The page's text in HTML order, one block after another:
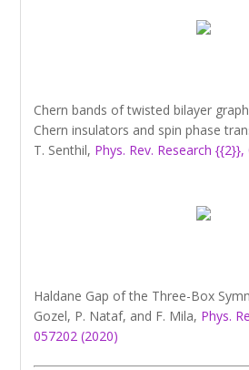
Chern bands of twisted bilayer
Chern insulators and spin phase
T. Senthil, Phys. Rev. Research
Haldane Gap of the Three-Box
Gozel, P. Nataf, and F. Mila, Phys.
057202 (2020)